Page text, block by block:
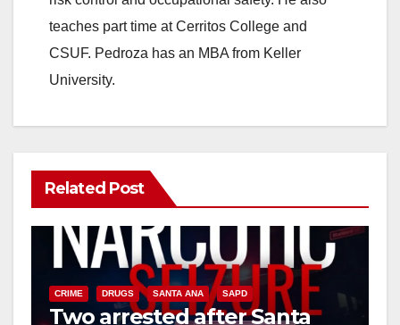
teaches part time at Cerritos College and
CSUF. Pedroza has an MBA from Keller
University.
Related Post
CRIME DRUGS SANTA ANA SAPD
Two arrested after Santa